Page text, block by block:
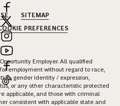
SITEMAP
PREFERENCES
Employer. All qualified
employment without regard to race,
gender identity / expression,
or any other characteristic protected
applicable, and those with criminal
consistent with applicable state and